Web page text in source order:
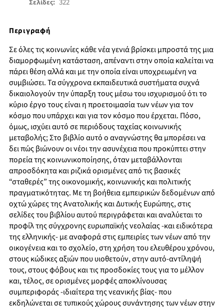
Σελίδες: 322
Περιγραφή
Σε όλες τις κοινωνίες κάθε νέα γενιά βρίσκει μπροστά της μια
διαμορφωμένη κατάσταση, απέναντι στην οποία καλείται να
πάρει θέση αλλά και με την οποία είναι υποχρεωμένη να
συμβιώσει. Τα σύγχρονα εκπαιδευτικά συστήματα συχνά
δικαιολογούν την ύπαρξη τους μέσω του ισχυρισμού ότι το
κύριο έργο τους είναι η προετοιμασία των νέων για τον
κόσμο που υπάρχει και για τον κόσμο που έρχεται. Πόσο,
όμως, ισχύει αυτό σε περιόδους ταχείας κοινωνικής
μεταβολής; Στο βιβλίο αυτό ο αναγνώστης θα μπορέσει να
δει πώς βιώνουν οι νέοι την ασυνέχεια που προκύπτει στην
πορεία της κοινωνικοποίησης, όταν μεταβάλλονται
απροσδόκητα και ριζικά ορισμένες από τις βασικές
“σταθερές” της οικονομικής, κοινωνικής και πολιτικής
πραγματικότητας. Με τη βοήθεια εμπειρικών δεδομένων από
οχτώ χώρες της Ανατολικής και Δυτικής Ευρώπης, στις
σελίδες του βιβλίου αυτού περιγράφεται και αναλύεται το
προφίλ της σύγχρονης ευρωπαϊκής νεολαίας -και ειδικότερα
της ελληνικής- με αναφορά στις εμπειρίες των νέων από την
οικογένεια και το σχολείο, στη χρήση του ελευθέρου χρόνου,
στους κώδικες αξιών που υιοθετούν, στην αυτό-αντίληψή
τους, στους φόβους και τις προσδοκίες τους για το μέλλον
και, τέλος, σε ορισμένες μορφές αποκλίνουσας
συμπεριφοράς -ιδιαίτερα της νεανικής βίας- που
εκδηλώνεται σε τυπικούς χώρους συνάντησης των νέων στην